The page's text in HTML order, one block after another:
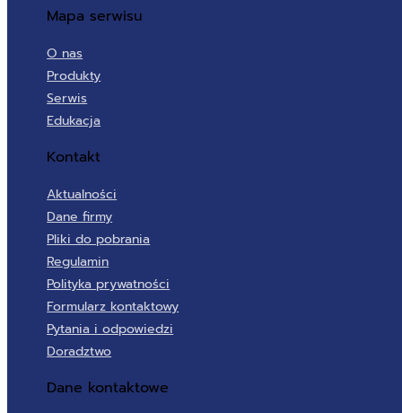
Mapa serwisu
O nas
Produkty
Serwis
Edukacja
Kontakt
Aktualności
Dane firmy
Pliki do pobrania
Regulamin
Polityka prywatności
Formularz kontaktowy
Pytania i odpowiedzi
Doradztwo
Dane kontaktowe